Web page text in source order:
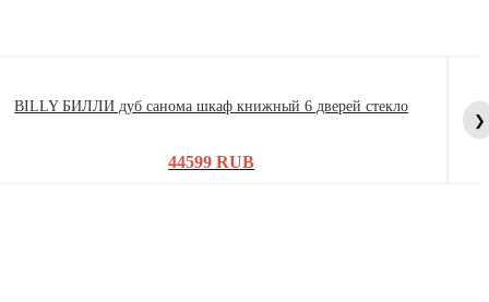
BILLY БИЛЛИ дуб санома шкаф книжный 6 дверей стекло
44599 RUB
❯